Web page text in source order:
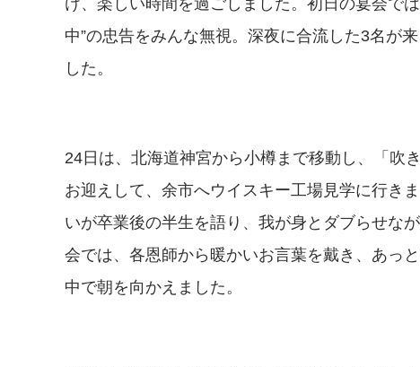
け、楽しい時間を過ごしました。初日の宴会で
中”の忠告をみんな無視。深夜に合流した3名が
した。
24日は、北海道神宮から小樽まで移動し、「吹
お迎えして、余市へウイスキー工場見学に行き
いが卒業後の半生を語り、我が身とダブらせな
会では、各恩師から暖かいお言葉を戴き、あっ
中で朝を向かえました。